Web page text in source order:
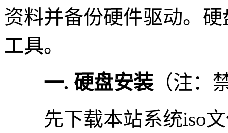
资料并备份硬件驱动。
工具。
一. 硬盘安装 （注：
先下载本站系统iso文